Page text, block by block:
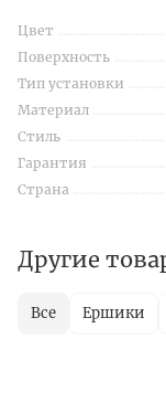
Цвет
Поверхность
Тип установки
Материал
Стиль
Гарантия
Страна
Другие
Все Ершики